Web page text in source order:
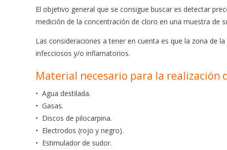
k
p
El objetivo general que se consigue buscar es detectar
medición de la concentración de cloro en una muestra de
Las consideraciones a tener en cuenta es que la zona de
infecciosos y/o inflamatorios.
Material necesario para la realización
• Agua destilada.
• Gasas.
• Discos de pilocarpina.
• Electrodos (rojo y negro).
• Estimulador de sudor.